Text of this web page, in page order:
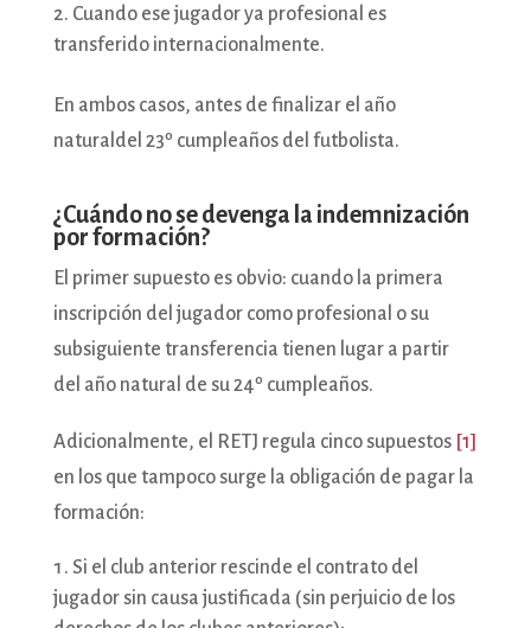
Cuando ese jugador ya profesional es
transferido internacionalmente.
En ambos casos, antes de finalizar el año
naturaldel 23º cumpleaños del futbolista.
¿Cuándo no se devenga la indemnización
por formación?
El primer supuesto es obvio: cuando la primera
inscripción del jugador como profesional o su
subsiguiente transferencia tienen lugar a partir
del año natural de su 24º cumpleaños.
Adicionalmente, el RETJ regula cinco supuestos [1]
en los que tampoco surge la obligación de pagar la
formación:
Si el club anterior rescinde el contrato del
jugador sin causa justificada (sin perjuicio de los